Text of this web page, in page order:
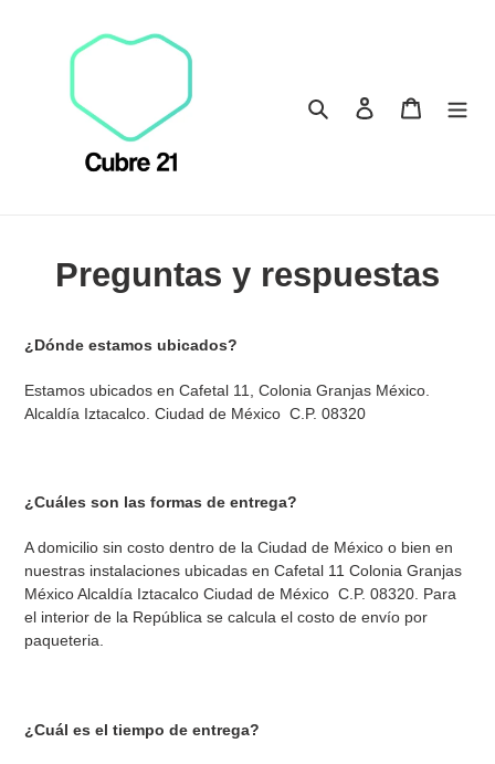
directamente
Buscar
Ingresar Carrito
Preguntas y respuestas
¿Dónde estamos ubicados?
Estamos ubicados en Cafetal 11, Colonia Granjas México.
Alcaldía Iztacalco. Ciudad de México C.P. 08320
¿Cuáles son las formas de entrega?
A domicilio sin costo dentro de la Ciudad de México o bien en
nuestras instalaciones ubicadas en Cafetal 11 Colonia Granjas
México Alcaldía Iztacalco Ciudad de México C.P. 08320. Para
el interior de la República se calcula el costo de envío por
paqueteria.
¿Cuál es el tiempo de entrega?